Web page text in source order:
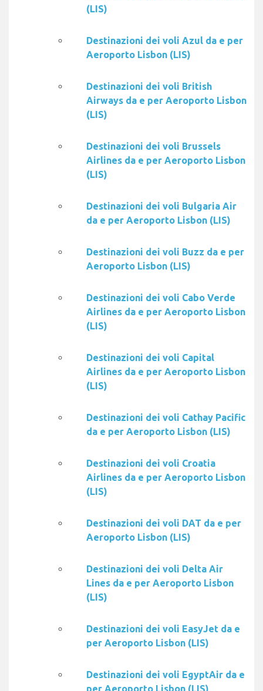
(LIS)
Destinazioni dei voli Azul da e per
Aeroporto Lisbon (LIS)
Destinazioni dei voli British
Airways da e per Aeroporto Lisbon
(LIS)
Destinazioni dei voli Brussels
Airlines da e per Aeroporto Lisbon
(LIS)
Destinazioni dei voli Bulgaria Air
da e per Aeroporto Lisbon (LIS)
Destinazioni dei voli Buzz da e per
Aeroporto Lisbon (LIS)
Destinazioni dei voli Cabo Verde
Airlines da e per Aeroporto Lisbon
(LIS)
Destinazioni dei voli Capital
Airlines da e per Aeroporto Lisbon
(LIS)
Destinazioni dei voli Cathay Pacific
da e per Aeroporto Lisbon (LIS)
Destinazioni dei voli Croatia
Airlines da e per Aeroporto Lisbon
(LIS)
Destinazioni dei voli DAT da e per
Aeroporto Lisbon (LIS)
Destinazioni dei voli Delta Air
Lines da e per Aeroporto Lisbon
(LIS)
Destinazioni dei voli EasyJet da e
per Aeroporto Lisbon (LIS)
Destinazioni dei voli EgyptAir da e
per Aeroporto Lisbon (LIS)